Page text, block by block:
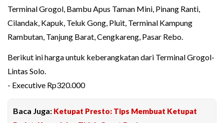
Terminal Grogol, Bambu Apus Taman Mini, Pinang Ranti,
Cilandak, Kapuk, Teluk Gong, Pluit, Terminal Kampung
Rambutan, Tanjung Barat, Cengkareng, Pasar Rebo.
Berikut ini harga untuk keberangkatan dari Terminal Grogol-
Lintas Solo.
- Executive Rp320.000
Baca Juga: Ketupat Presto: Tips Membuat Ketupat